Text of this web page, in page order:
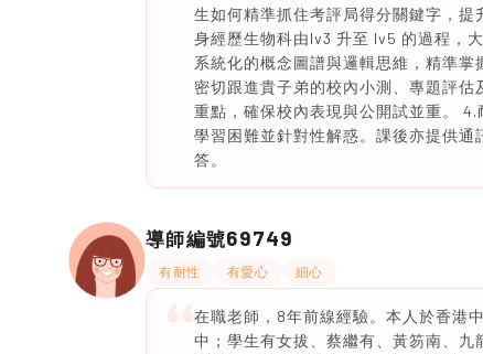
生如何精準抓住考評局得分關鍵字，
身經歷生物科由lv3 升至 lv5 的過程，
系統化的概念圖譜與邏輯思維，精準
密切跟進貴子弟的校內小測、專題評
重點，確保校內表現與公開試並重。
學習困難並針對性解惑。課後亦提供
答。
導師編號69749
有耐性 有愛心 細心
在職老師，8年前線經驗。本人於香港
中；學生有女拔、蔡繼有、黃笏南、九